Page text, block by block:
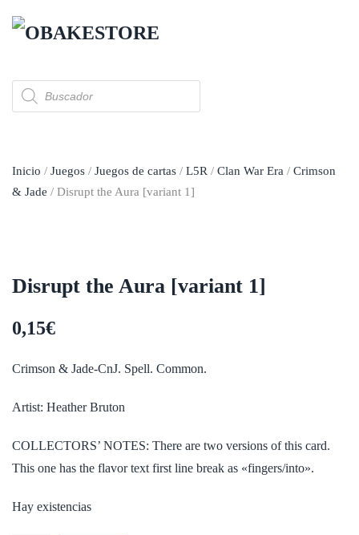
Búsqueda
de
productos
Inicio / Juegos / Juegos de cartas / L5R / Clan War Era / Crimson
& Jade / Disrupt the Aura [variant 1]
Disrupt the Aura [variant 1]
0,15€
Crimson & Jade-CnJ. Spell. Common.
Artist: Heather Bruton
COLLECTORS’ NOTES: There are two versions of this card.
This one has the flavor text first line break as «fingers/into».
Hay existencias